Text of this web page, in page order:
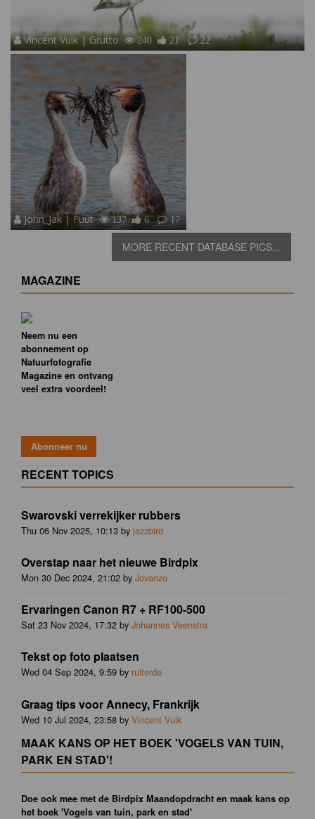
Vincent Vuik | Grutto 240 21 22
John_Jak | Fuut 137 6 17
MORE RECENT DATABASE PICS...
MAGAZINE
Neem nu een
abonnement op
Natuurfotografie
Magazine en ontvang
veel extra voordeel!
RECENT TOPICS
Swarovski verrekijker rubbers
Thu 06 Nov 2025, 10:13 by jazzbird
Overstap naar het nieuwe Birdpix
Mon 30 Dec 2024, 21:02 by Jovanzo
Ervaringen Canon R7 + RF100-500
Sat 23 Nov 2024, 17:32 by Johannes Veenstra
Tekst op foto plaatsen
Wed 04 Sep 2024, 9:59 by ruiterde
Graag tips voor Annecy, Frankrijk
Wed 10 Jul 2024, 23:58 by Vincent Vuik
MAAK KANS OP HET BOEK 'VOGELS VAN TUIN,
PARK EN STAD'!
Doe ook mee met de Birdpix Maandopdracht en maak kans op
het boek 'Vogels van tuin, park en stad'